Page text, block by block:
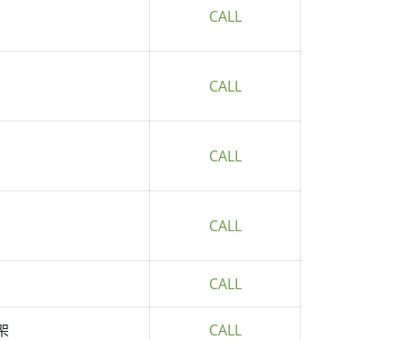
CALL
CALL
CALL
CALL
CALL
CALL